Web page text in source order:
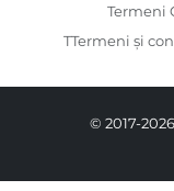
Termeni
TTermeni și
© 2017-